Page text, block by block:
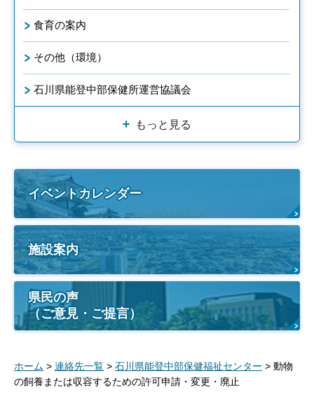
食育の案内
その他（環境）
石川県能登中部保健所運営協議会
もっと見る
イベントカレンダー
施設案内
県民の声
（ご意見・ご提言）
ホーム > 連絡先一覧 > 石川県能登中部保健福祉センター > 動物
の飼養または収容するための許可申請・変更・廃止